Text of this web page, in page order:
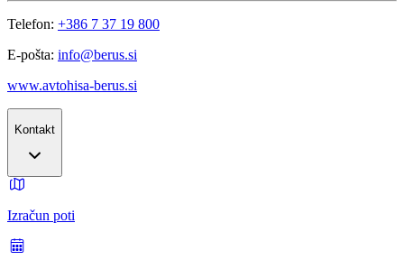
Telefon: +386 7 37 19 800
E-pošta: info@berus.si
www.avtohisa-berus.si
Kontakt
Izračun poti